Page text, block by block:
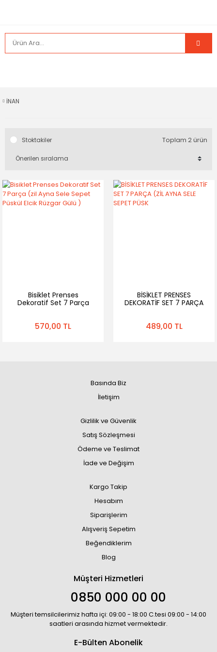
İNAN
Stoktakiler Toplam 2 ürün
Bisiklet Prenses
Dekoratif Set 7 Parça
)
570,00 TL
BİSİKLET PRENSES
DEKORATİF SET 7 PARÇA
489,00 TL
Basında Biz
İletişim
Gizlilik ve Güvenlik
Satış Sözleşmesi
Ödeme ve Teslimat
İade ve Değişim
Kargo Takip
Hesabım
Siparişlerim
Alışveriş Sepetim
Beğendiklerim
Blog
Müşteri Hizmetleri
0850 000 00 00
Müşteri temsilcilerimiz hafta içi: 09:00 - 18:00 C.tesi 09:00 - 14:00
saatleri arasında hizmet vermektedir.
E-Bülten Abonelik